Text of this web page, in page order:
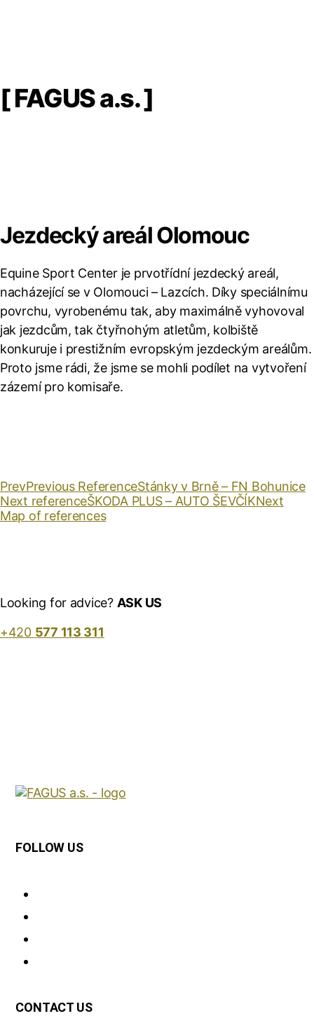
[ FAGUS a.s. ]
Jezdecký areál Olomouc
Equine Sport Center je prvotřídní jezdecký areál,
nacházející se v Olomouci – Lazcích. Díky speciálnímu
povrchu, vyrobenému tak, aby maximálně vyhovoval
jak jezdcům, tak čtyřnohým atletům, kolbiště
konkuruje i prestižním evropským jezdeckým areálům.
Proto jsme rádi, že jsme se mohli podílet na vytvoření
zázemí pro komisaře.
PrevPrevious ReferenceStánky v Brně – FN Bohunice
Next referenceŠKODA PLUS – AUTO ŠEVČÍKNext
Map of references
Looking for advice? ASK US
+420 577 113 311
FOLLOW US
CONTACT US